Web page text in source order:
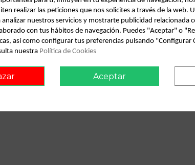
Descripción
Recambio de
realizar las peticiones que nos solicites a través de la web.
analizar nuestros servicios y mostrarte publicidad relacionada
con tus hábitos de navegación. Puedes "Aceptar" o
así como configurar tus preferencias pulsando "Configurar
nuestra Política de Cookies
Aceptar